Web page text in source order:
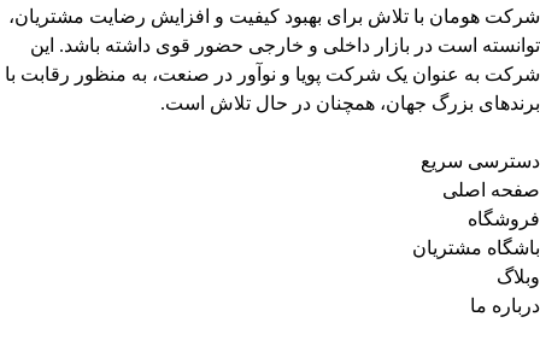
شرکت هومان با تلاش برای بهبود کیفیت و افزایش رضایت مشتریان،
توانسته است در بازار داخلی و خارجی حضور قوی داشته باشد. این
شرکت به عنوان یک شرکت پویا و نوآور در صنعت، به منظور رقابت با
برندهای بزرگ جهان، همچنان در حال تلاش است.
دسترسی سریع
صفحه اصلی
فروشگاه
باشگاه مشتریان
وبلاگ
درباره ما